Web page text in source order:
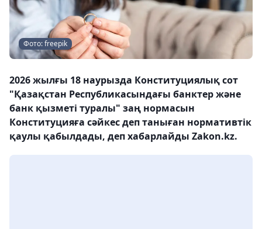
Фото: freepik
2026 жылғы 18 наурызда Конституциялық сот
"Қазақстан Республикасындағы банктер және
банк қызметі туралы" заң нормасын
Конституцияға сәйкес деп таныған нормативтік
қаулы қабылдады, деп хабарлайды Zakon.kz.